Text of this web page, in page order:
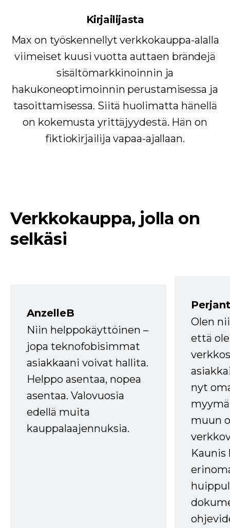
Kirjailijasta
Max on työskennellyt verkkokauppa-alalla
viimeiset kuusi vuotta auttaen brändejä
sisältömarkkinoinnin ja
hakukoneoptimoinnin perustamisessa ja
tasoittamisessa. Siitä huolimatta hänellä
on kokemusta yrittäjyydestä. Hän on
fiktiokirjailija vapaa-ajallaan.
Verkkokauppa, jolla on
selkäsi
AnzelleB
Niin helppokäyttöinen –
jopa teknofobisimmat
asiakkaani voivat hallita.
Helppo asentaa, nopea
asentaa. Valovuosia
edellä muita
kauppalaajennuksia.
Olen
että
nyt
muun
Kaunis